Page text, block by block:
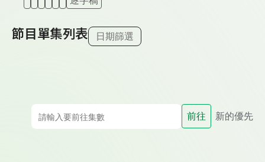
節目單集列表 日期篩選
前往 新的優先